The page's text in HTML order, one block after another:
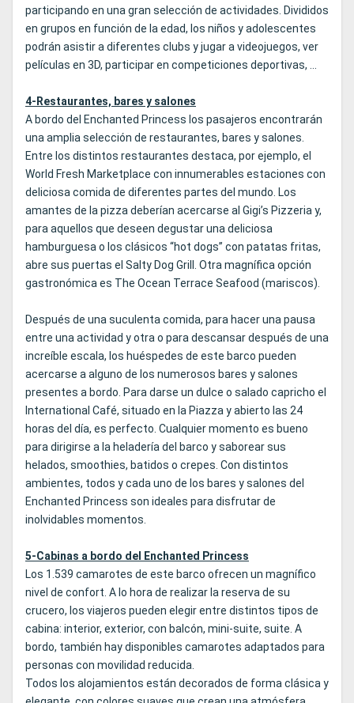
participando en una gran selección de actividades. Divididos
en grupos en función de la edad, los niños y adolescentes
podrán asistir a diferentes clubs y jugar a videojuegos, ver
películas en 3D, participar en competiciones deportivas, ...
4-Restaurantes, bares y salones
A bordo del Enchanted Princess los pasajeros encontrarán
una amplia selección de restaurantes, bares y salones.
Entre los distintos restaurantes destaca, por ejemplo, el
World Fresh Marketplace con innumerables estaciones con
deliciosa comida de diferentes partes del mundo. Los
amantes de la pizza deberían acercarse al Gigi’s Pizzeria y,
para aquellos que deseen degustar una deliciosa
hamburguesa o los clásicos “hot dogs” con patatas fritas,
abre sus puertas el Salty Dog Grill. Otra magnífica opción
gastronómica es The Ocean Terrace Seafood (mariscos).
Después de una suculenta comida, para hacer una pausa
entre una actividad y otra o para descansar después de una
increíble escala, los huéspedes de este barco pueden
acercarse a alguno de los numerosos bares y salones
presentes a bordo. Para darse un dulce o salado capricho el
International Café, situado en la Piazza y abierto las 24
horas del día, es perfecto. Cualquier momento es bueno
para dirigirse a la heladería del barco y saborear sus
helados, smoothies, batidos o crepes. Con distintos
ambientes, todos y cada uno de los bares y salones del
Enchanted Princess son ideales para disfrutar de
inolvidables momentos.
5-Cabinas a bordo del Enchanted Princess
Los 1.539 camarotes de este barco ofrecen un magnífico
nivel de confort. A lo hora de realizar la reserva de su
crucero, los viajeros pueden elegir entre distintos tipos de
cabina: interior, exterior, con balcón, mini-suite, suite. A
bordo, también hay disponibles camarotes adaptados para
personas con movilidad reducida.
Todos los alojamientos están decorados de forma clásica y